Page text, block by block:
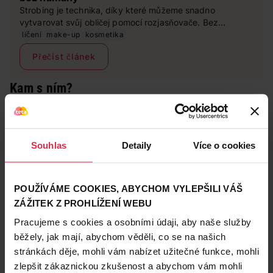
Souhlas Detaily Více o cookies
POUŽÍVÁME COOKIES, ABYCHOM VYLEPŠILI VÁŠ
ZÁŽITEK Z PROHLÍŽENÍ WEBU
Pracujeme s cookies a osobními údaji, aby naše služby
běžely, jak mají, abychom věděli, co se na našich
stránkách děje, mohli vám nabízet užitečné funkce, mohli
zlepšit zákaznickou zkušenost a abychom vám mohli
Strobing je technika, díky které můžeme snadno
vytvarovat svůj obličej pomocí rozjasňovače. Bez
složitého konturování a spousty speciálních produktů.
Make-up artistka Lucia Hrušková Gibodová radí, jak na
líčení make-up kosmetika
Přečíst článek
Kam s ním?
Rozjasňovač patří nejčastěji:
na horní linii lícních kostí,
nad horní ret,
na nejvyšší bod obočí.
můžete vykouzlit „svůj ideál“. Určitěnenanášejte
třpyt na místa, od nichž potřebujete pozornost
odpoutat, například na výrazný nos.„Když má žena
naopak krásný rovný nosík, ráda nanáším
rozjasňovač od špičky po délce nosu, v případě
nevýrazné brady i na bradu,“ usmívá se Zimandlová